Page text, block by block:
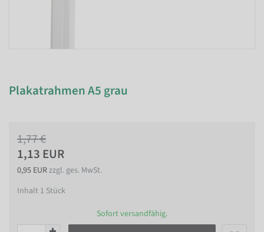
Plakatrahmen A5 grau
1,77 €
1,13 EUR
0,95 EURzzgl. ges. MwSt.
Inhalt 1 Stück
Sofort versandfähig.